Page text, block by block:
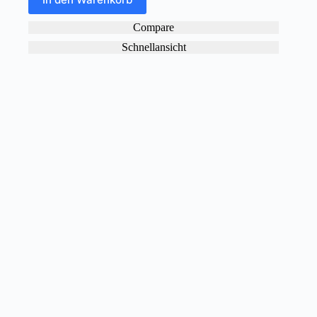
Compare
Schnellansicht